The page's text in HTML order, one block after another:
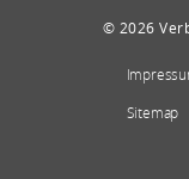
© 2026
Sitemap